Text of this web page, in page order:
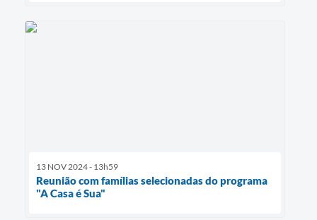
13 NOV 2024 - 13h59
Reunião com famílias selecionadas do programa
"A Casa é Sua"